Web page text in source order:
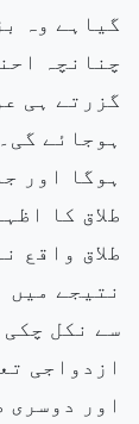
گیاہے وہ
چنانچہ
گزرتے ہی
ہوجائے
ہوگا اور
طلاق کا
طلاق واقع
نتیجے میں
سے نکل
ازدواجی
اور دوسری